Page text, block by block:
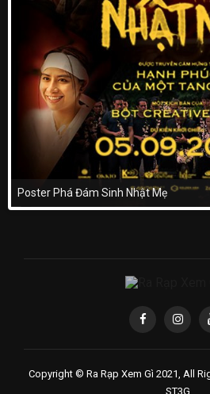
Poster Phá Đám Sinh Nhật Mẹ
Copyright © Ra Rạp Xem Gì 2021, All
ST3G